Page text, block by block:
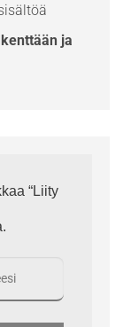
ja
“Liity